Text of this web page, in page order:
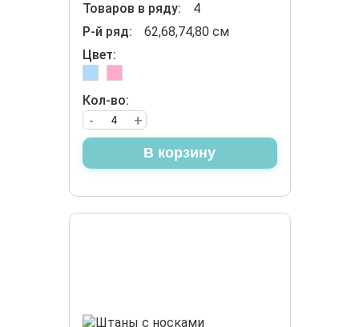
Товаров в ряду:
4
Р-й ряд:
62,68,74,80 см
Цвет:
Кол-во:
+
-
В корзину